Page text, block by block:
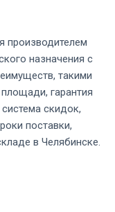
производителем
назначения с
такими
гарантия
скидок,
поставки,
в Челябинске.